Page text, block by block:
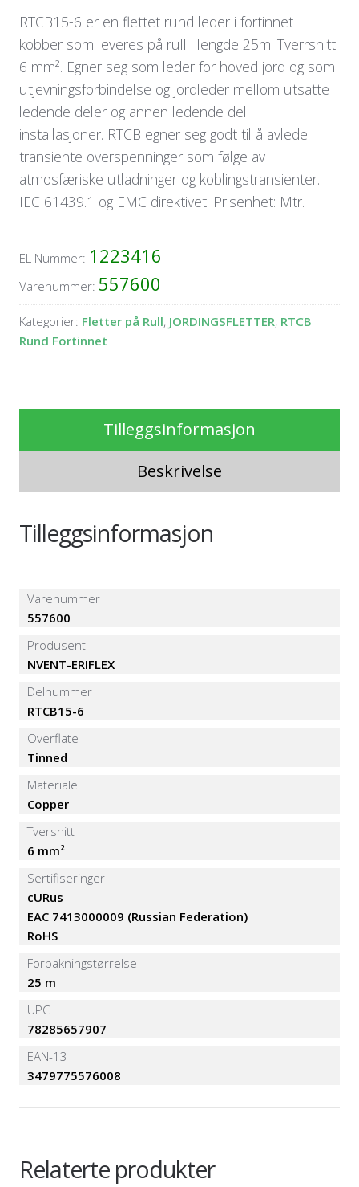
RTCB15-6 er en flettet rund leder i fortinnet
kobber som leveres på rull i lengde 25m. Tverrsnitt
6 mm². Egner seg som leder for hoved jord og som
utjevningsforbindelse og jordleder mellom utsatte
ledende deler og annen ledende del i
installasjoner. RTCB egner seg godt til å avlede
transiente overspenninger som følge av
atmosfæriske utladninger og koblingstransienter.
IEC 61439.1 og EMC direktivet. Prisenhet: Mtr.
EL Nummer: 1223416
Varenummer: 557600
Kategorier: Fletter på Rull, JORDINGSFLETTER, RTCB
Rund Fortinnet
Tilleggsinformasjon
Beskrivelse
Tilleggsinformasjon
Varenummer
557600
Produsent
NVENT-ERIFLEX
Delnummer
RTCB15-6
Overflate
Tinned
Materiale
Copper
Tversnitt
6 mm²
Sertifiseringer
cURus
EAC 7413000009 (Russian Federation)
RoHS
Forpakningstørrelse
25 m
UPC
78285657907
EAN-13
3479775576008
Relaterte produkter